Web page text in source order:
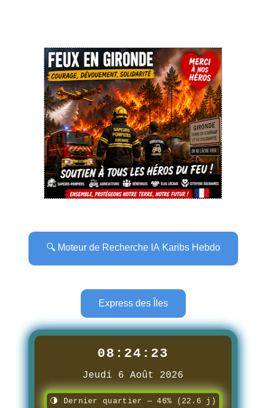
🔍 Moteur de Recherche IA Karibs Hebdo
Express des Îles
08:24:24
Jeudi 6 Août 2026
🌗 Dernier quartier — 46% (22.6 j)